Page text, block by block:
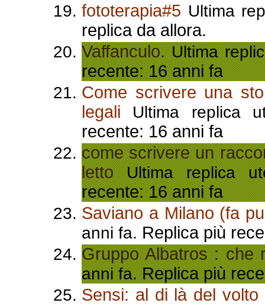
fototerapia#5 Ultima
replica da allora.
Vaffanculo. Ultima
recente: 16 anni fa
Come scrivere una
legali Ultima replica
recente: 16 anni fa
come scrivere un
letto Ultima replica
recente: 16 anni fa
Saviano a Milano (fa
anni fa. Replica più
Gruppo Albatros : che
anni fa. Replica più
Sensi: al di là del volto